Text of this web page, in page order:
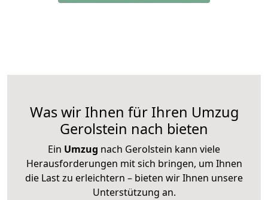
Was wir Ihnen für Ihren Umzug
Gerolstein nach bieten
Ein Umzug nach Gerolstein kann viele
Herausforderungen mit sich bringen, um Ihnen
die Last zu erleichtern – bieten wir Ihnen unsere
Unterstützung an.